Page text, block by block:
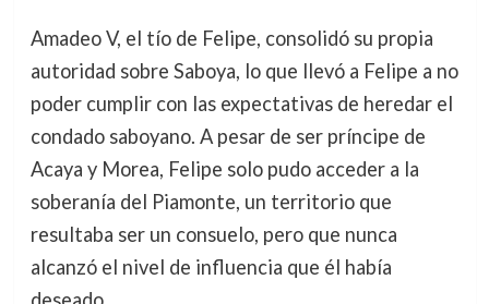
Amadeo V, el tío de Felipe, consolidó su propia
autoridad sobre Saboya, lo que llevó a Felipe a no
poder cumplir con las expectativas de heredar el
condado saboyano. A pesar de ser príncipe de
Acaya y Morea, Felipe solo pudo acceder a la
soberanía del Piamonte, un territorio que
resultaba ser un consuelo, pero que nunca
alcanzó el nivel de influencia que él había